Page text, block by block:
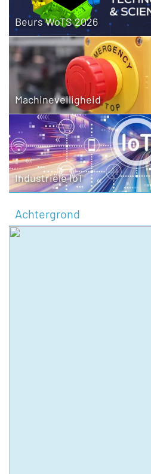
Beurs WoTS 2026
Machineveiligheid
Industriële IoT
Achtergrond